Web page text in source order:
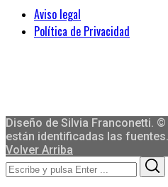
Aviso legal
Política de Privacidad
Diseño de Silvia Franconetti.
están identificadas las fuentes.
Volver Arriba
Search
for: